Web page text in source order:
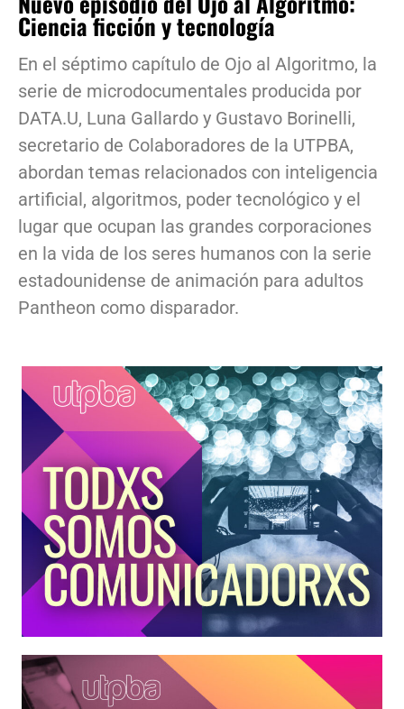
Ciencia ficción y tecnología
En el séptimo capítulo de Ojo al Algoritmo, la
serie de microdocumentales producida por
DATA.U, Luna Gallardo y Gustavo Borinelli,
secretario de Colaboradores de la UTPBA,
abordan temas relacionados con inteligencia
artificial, algoritmos, poder tecnológico y el
lugar que ocupan las grandes corporaciones
en la vida de los seres humanos con la serie
estadounidense de animación para adultos
Pantheon como disparador.